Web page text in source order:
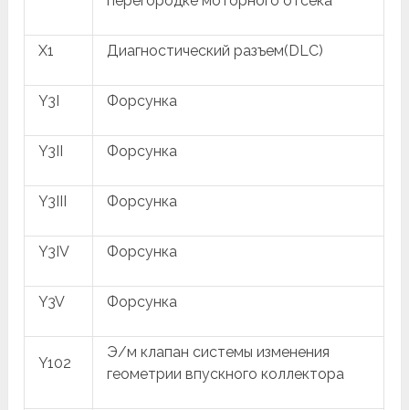
X1 Диагностический разъем(DLC)
Y3I Форсунка
Y3II Форсунка
Y3III Форсунка
Y3IV Форсунка
Y3V Форсунка
Y102
Э/м клапан системы изменения
геометрии впускного коллектора